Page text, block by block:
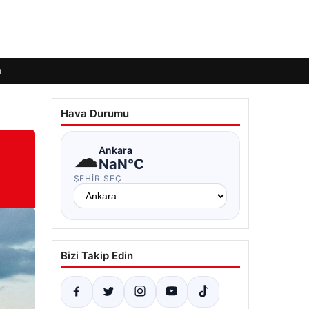
Hava Durumu
☁Ankara
NaN°C
ŞEHIR SEÇ
Bizi Takip Edin